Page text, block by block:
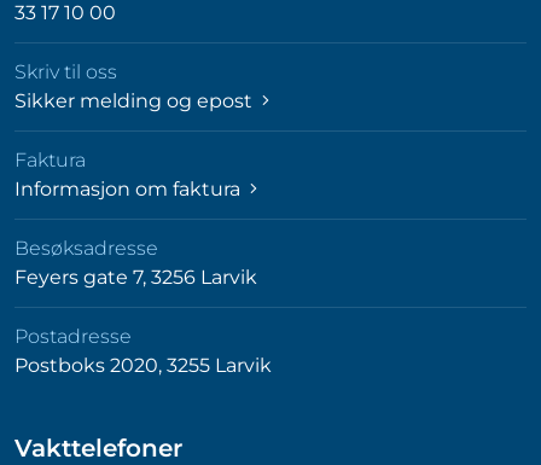
33 17 10 00
Skriv til oss
Sikker melding og epost
Faktura
Informasjon om faktura
Besøksadresse
Feyers gate 7, 3256 Larvik
Postadresse
Postboks 2020, 3255 Larvik
Vakttelefoner